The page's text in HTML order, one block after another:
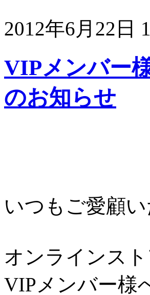
2012年6月22日
VIPメンバー
のお知らせ
いつもご愛顧
オンラインスト
VIPメンバー様